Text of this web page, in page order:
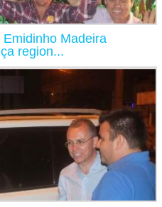
Madeira
region...